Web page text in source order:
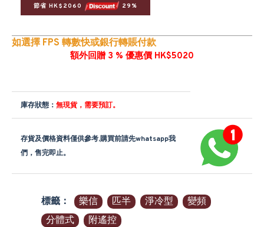
節省 HK$2060 29%
如選擇 FPS 轉數快或銀行轉賬付款
額外回贈 3 % 優惠價 HK$5020
庫存狀態： 無現貨，需要預訂。
存貨及價格資料僅供參考,購買前請先whatsapp我
們，售完即止。
標籤： 樂信 匹半 淨冷型
變頻
分體式
附遙控